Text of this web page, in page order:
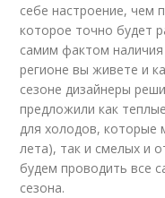
себе настроение, чем
которое точно будет
самим фактом
регионе вы живете и
сезоне дизайнеры
предложили как
для холодов, которые
лета), так и смелых и
будем проводить все
сезона.